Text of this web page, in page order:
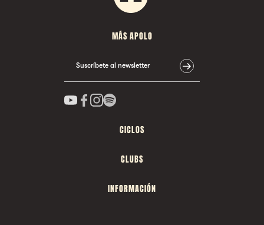
MÁS APOLO
Suscríbete al newsletter
CICLOS
CLUBS
INFORMACIÓN